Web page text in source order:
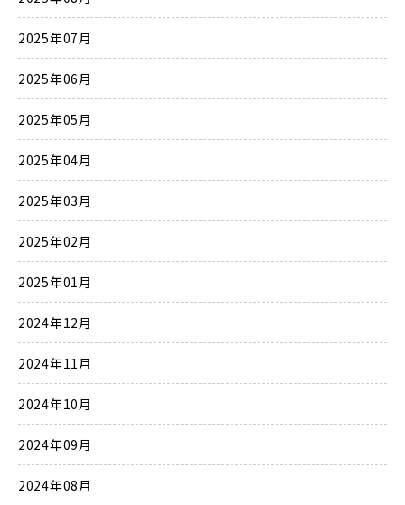
2025年07月
2025年06月
2025年05月
2025年04月
2025年03月
2025年02月
2025年01月
2024年12月
2024年11月
2024年10月
2024年09月
2024年08月